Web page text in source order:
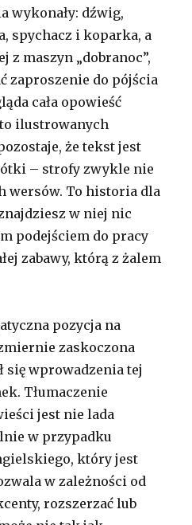
wykonały: dźwig,
spychacz i koparka, a
z maszyn „dobranoc”,
zaproszenie do pójścia
cała opowieść
ilustrowanych
że tekst jest
– strofy zwykle nie
wersów. To historia dla
w niej nic
podejściem do pracy
zabawy, którą z żalem
pozycja na
zaskoczona
się wprowadzenia tej
Tłumaczenie
jest nie lada
w przypadku
który jest
w zależności od
rozszerzać lub